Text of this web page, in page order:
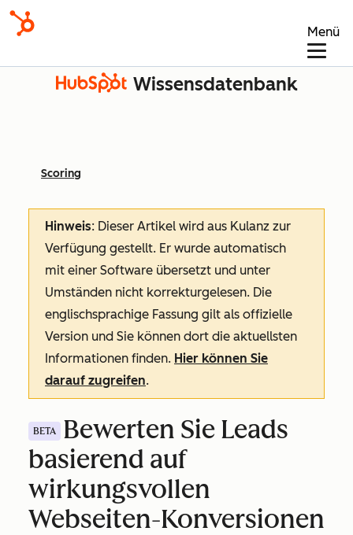
Menü
Wissensdatenbank
Scoring
Hinweis: Dieser Artikel wird aus Kulanz zur
Verfügung gestellt. Er wurde automatisch
mit einer Software übersetzt und unter
Umständen nicht korrekturgelesen. Die
englischsprachige Fassung gilt als offizielle
Version und Sie können dort die aktuellsten
Informationen finden. Hier können Sie
darauf zugreifen.
BETA
Bewerten Sie Leads
basierend auf
wirkungsvollen
Webseiten-Konversionen